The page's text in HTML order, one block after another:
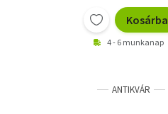
Kosárba
4 - 6 munkanap
ANTIKVÁR